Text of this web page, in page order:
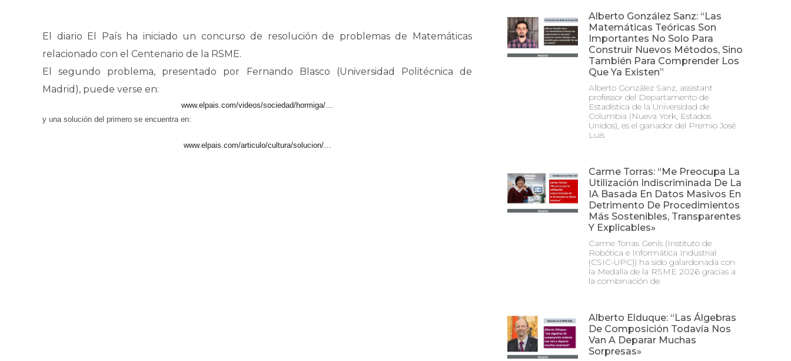
El diario El País ha iniciado un concurso de resolución de problemas de Matemáticas
relacionado con el Centenario de la RSME.
El segundo problema, presentado por Fernando Blasco (Universidad Politécnica de
Madrid), puede verse en:
www.elpais.com/videos/sociedad/hormiga/…
y una solución del primero se encuentra en:
www.elpais.com/articulo/cultura/solucion/…
Alberto González Sanz: “Las
Matemáticas Teóricas Son
Importantes No Solo Para
Construir Nuevos Métodos, Sino
También Para Comprender Los
Que Ya Existen”
Alberto González Sanz, assistant
professor del Departamento de
Estadística de la Universidad de
Columbia (Nueva York, Estados
Unidos), es el ganador del Premio José
Luis
Carme Torras: “Me Preocupa La
Utilización Indiscriminada De La
IA Basada En Datos Masivos En
Detrimento De Procedimientos
Más Sostenibles, Transparentes
Y Explicables»
Carme Torras Genís (Instituto de
Robótica e Informática Industrial
(CSIC-UPC)) ha sido galardonada con
la Medalla de la RSME 2026 gracias a
la combinación de
Alberto Elduque: “Las Álgebras
De Composición Todavía Nos
Van A Deparar Muchas
Sorpresas»